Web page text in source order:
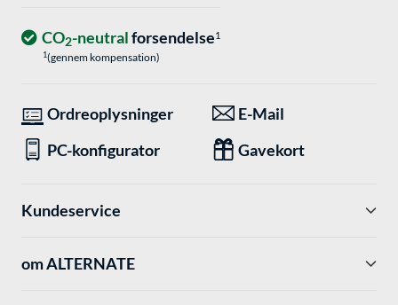
CO2-neutralforsendelse1
1(gennem kompensation)
Ordreoplysninger
E-Mail
PC-konfigurator
Gavekort
Kundeservice
om ALTERNATE